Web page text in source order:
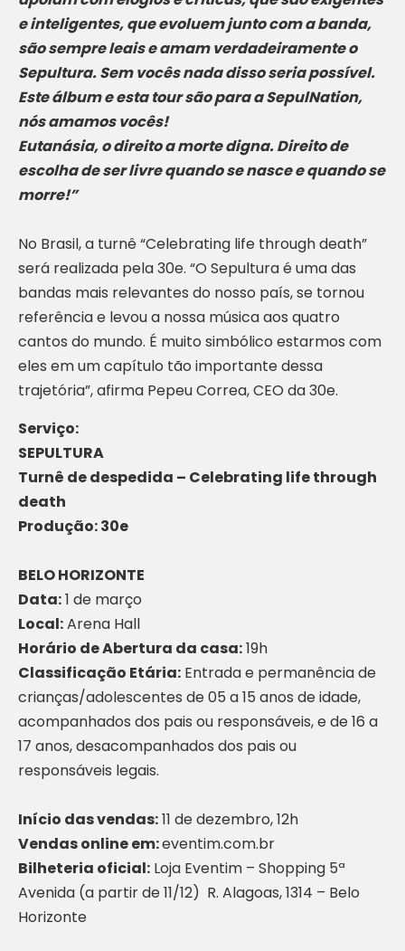
e inteligentes, que evoluem junto com a banda,
são sempre leais e amam verdadeiramente o
Sepultura. Sem vocês nada disso seria possível.
Este álbum e esta tour são para a SepulNation,
nós amamos vocês!
Eutanásia, o direito a morte digna. Direito de
escolha de ser livre quando se nasce e quando se
morre!”
No Brasil, a turnê “Celebrating life through death”
será realizada pela 30e. “O Sepultura é uma das
bandas mais relevantes do nosso país, se tornou
referência e levou a nossa música aos quatro
cantos do mundo. É muito simbólico estarmos com
eles em um capítulo tão importante dessa
trajetória”, afirma Pepeu Correa, CEO da 30e.
Serviço:
SEPULTURA
Turnê de despedida – Celebrating life through
death
Produção: 30e
BELO HORIZONTE
Data:1 de março
Local:Arena Hall
Horário de Abertura da casa:19h
Classificação Etária: Entrada e permanência de
crianças/adolescentes de 05 a 15 anos de idade,
acompanhados dos pais ou responsáveis, e de 16 a
17 anos, desacompanhados dos pais ou
responsáveis legais.
Início das vendas:11 de dezembro, 12h
Vendas online em:eventim.com.br
Bilheteria oficial: Loja Eventim – Shopping 5ª
Avenida (a partir de 11/12) R. Alagoas, 1314 – Belo
Horizonte